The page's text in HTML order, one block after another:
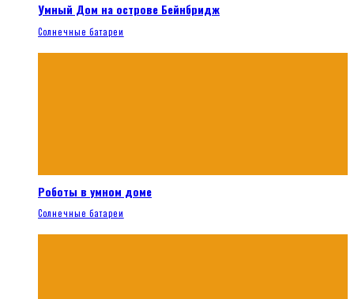
Умный Дом на острове Бейнбридж
Солнечные батареи
Роботы в умном доме
Солнечные батареи